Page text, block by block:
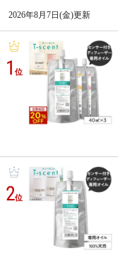
2026年8月7日(金)更新
1位
2位